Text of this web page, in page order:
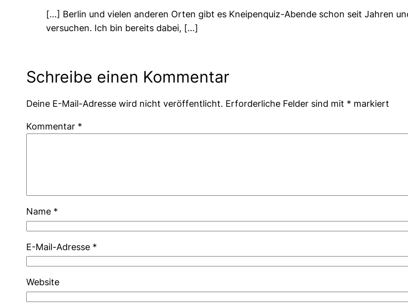
[…] Berlin und vielen anderen Orten gibt es Kneipenquiz-Abende schon seit Jahren
versuchen. Ich bin bereits dabei, […]
Schreibe einen Kommentar
Deine E-Mail-Adresse wird nicht veröffentlicht. Erforderliche Felder sind mit * markiert
Kommentar *
Name *
E-Mail-Adresse *
Website